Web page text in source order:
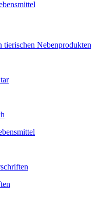
Nebenprodukten